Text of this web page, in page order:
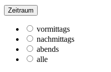
Zeitraum
vormittags
nachmittags
abends
alle